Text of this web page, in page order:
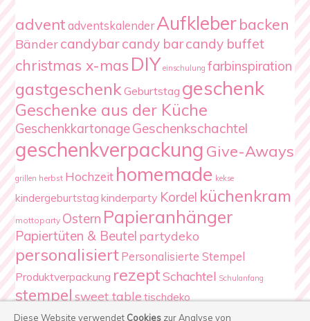
advent adventskalenderAufkleberbacken
Bändercandybarcandy barcandy buffet
christmas x-mas DIY einschulung farbinspiration
gastgeschenkGeburtstag geschenk
Geschenke aus der Küche
GeschenkkartonageGeschenkschachtel
geschenkverpackung Give-Aways
grillen herbst Hochzeit homemade kekse
kindergeburtstag kinderparty Kordel küchenkram
mottoparty Ostern Papieranhänger
Papiertüten & Beutel partydeko
personalisiert Personalisierte Stempel
Produktverpackung rezept Schachtel Schulanfang
stempelsweet tabletischdeko
Diese Website verwendet Cookies zur Analyse von